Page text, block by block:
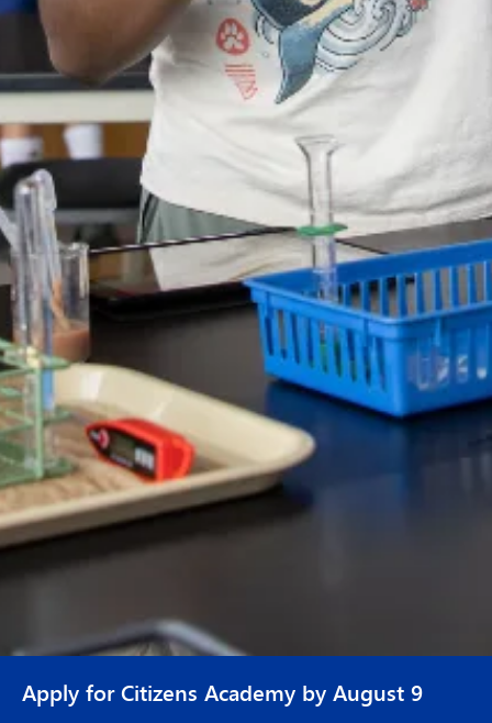
Apply for Citizens Academy by August 9
Inscripción en línea para el curso 2026-27 de